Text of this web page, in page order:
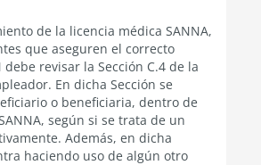
de la licencia médica SANNA,
que aseguren el correcto
revisar la Sección C.4 de la
En dicha Sección se
o beneficiaria, dentro de
según si se trata de un
Además, en dicha
haciendo uso de algún otro